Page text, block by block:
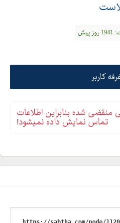
زرین دشت
1941 روز پیش
کاربر
منقضی شده بنابراین اطلاعات
تماس نمایش داده نمیشود!